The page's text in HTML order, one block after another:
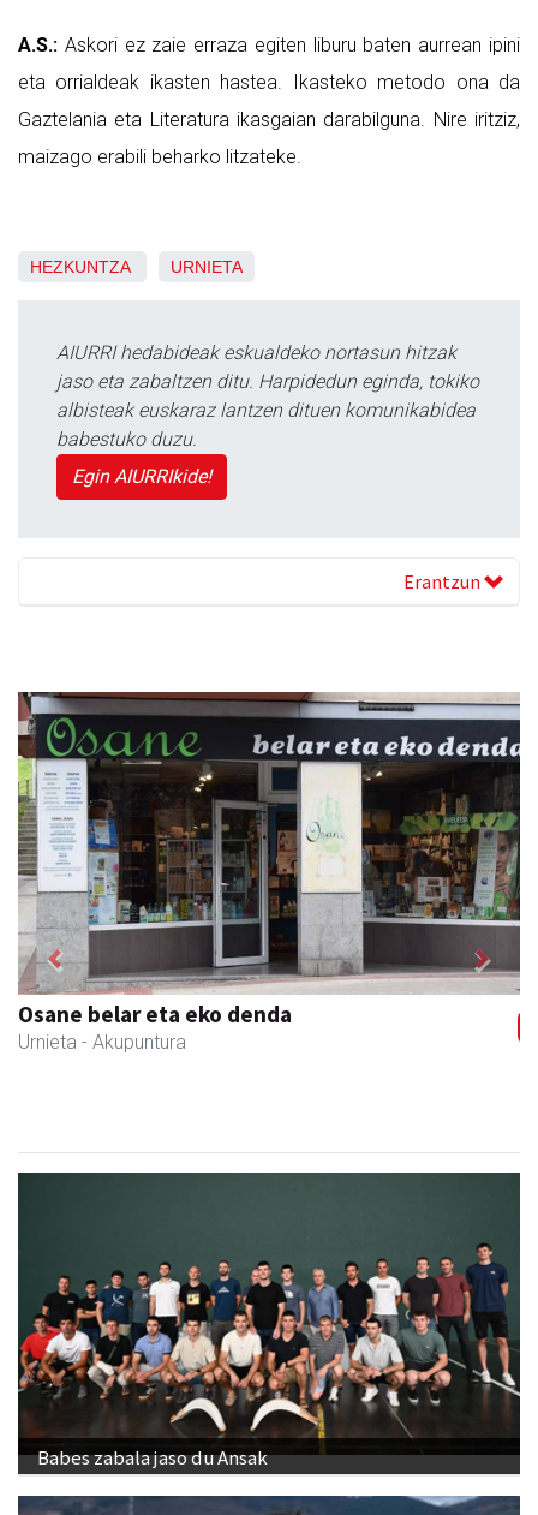
A.S.: Askori ez zaie erraza egiten liburu baten aurrean ipini
eta orrialdeak ikasten hastea. Ikasteko metodo ona da
Gaztelania eta Literatura ikasgaian darabilguna. Nire iritziz,
maizago erabili beharko litzateke.
HEZKUNTZA URNIETA
AIURRI hedabideak eskualdeko nortasun hitzak
jaso eta zabaltzen ditu. Harpidedun eginda, tokiko
albisteak euskaraz lantzen dituen komunikabidea
babestuko duzu.
Egin AIURRIkide!
Erantzun
Osane belar eta eko denda
Urnieta - Akupuntura
Previous Next
Babes zabala jaso du Ansak